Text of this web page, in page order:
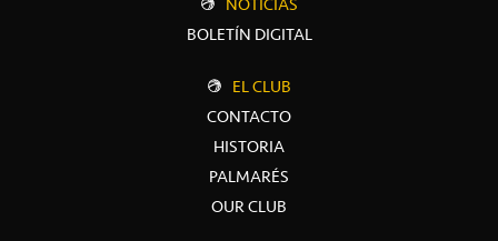
BOLETÍN DIGITAL
EL CLUB
CONTACTO
HISTORIA
PALMARÉS
OUR CLUB